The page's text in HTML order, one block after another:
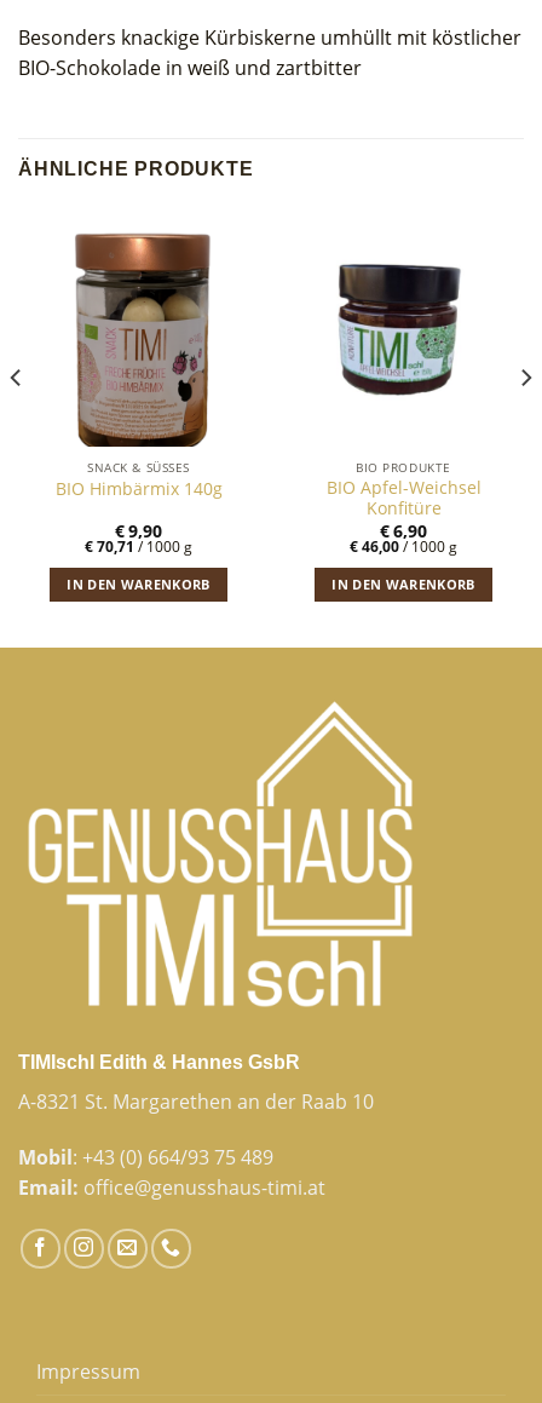
Besonders knackige Kürbiskerne umhüllt mit köstlicher
BIO-Schokolade in weiß und zartbitter
ÄHNLICHE PRODUKTE
SNACK & SÜSSES
BIO Himbärmix 140g
€9,90
€70,71 /1000g
IN DEN WARENKORB
BIO PRODUKTE
BIO Apfel-Weichsel
Konfitüre
€6,90
€46,00/1000g
IN DEN WARENKORB
TIMIschl Edith & Hannes GsbR
A-8321 St. Margarethen an der Raab 10
Mobil: +43 (0) 664/93 75 489
Email: office@genusshaus-timi.at
Impressum